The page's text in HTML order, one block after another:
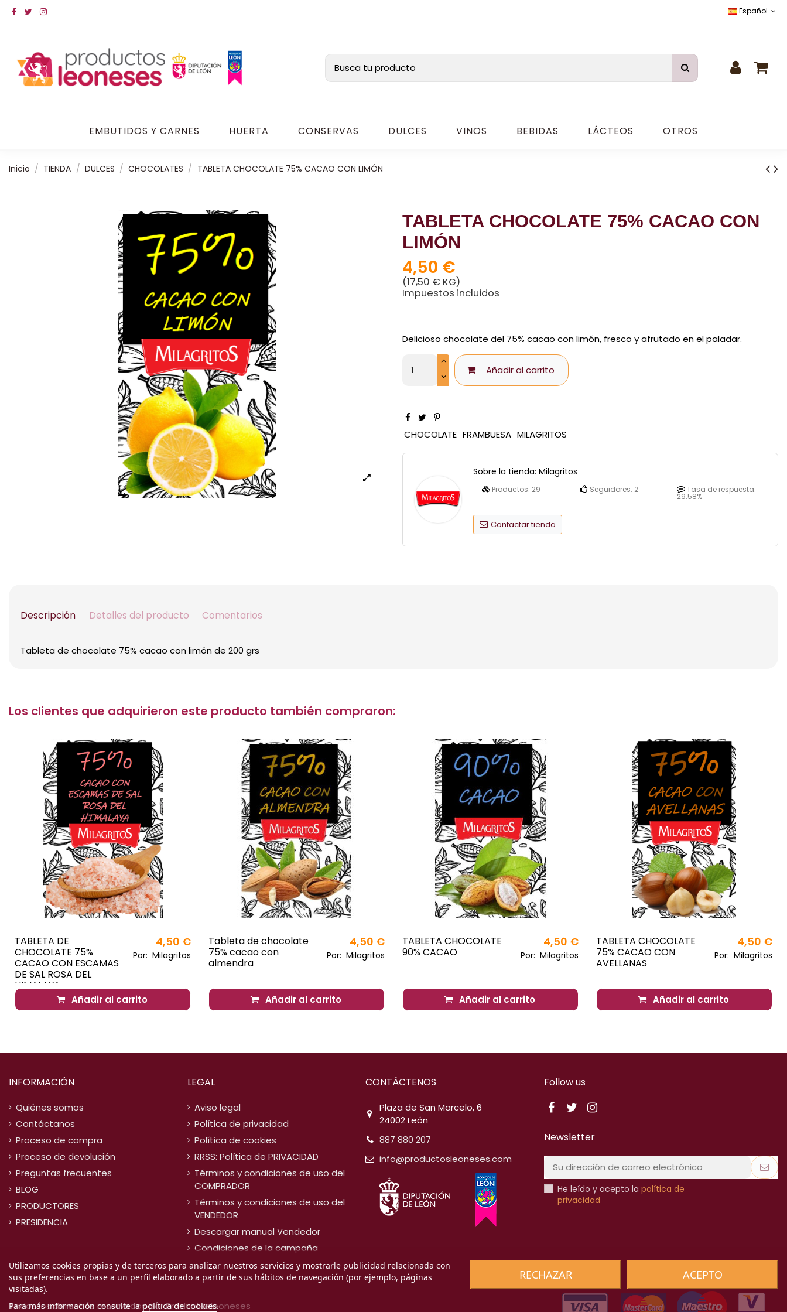
Español
EMBUTIDOS Y CARNES HUERTA CONSERVAS DULCES VINOS BEBIDAS LÁCTEOS OTROS
Inicio TIENDA DULCES CHOCOLATES TABLETA CHOCOLATE 75% CACAO CON LIMÓN
TABLETA CHOCOLATE 75% CACAO CON
LIMÓN
4,50 €
(17,50 € KG)
Impuestos incluidos
Delicioso chocolate del 75% cacao con limón, fresco y afrutado en el paladar.
Añadir al carrito
CHOCOLATE FRAMBUESA MILAGRITOS
Sobre la tienda: Milagritos
Productos: 29 Seguidores: 2 Tasa de respuesta:
29.58%
Contactar tienda
Descripción Detalles del producto Comentarios
Tableta de chocolate 75% cacao con limón de 200 grs
Los clientes que adquirieron este producto también compraron:
TABLETA DE
CHOCOLATE 75%
CACAO CON ESCAMAS
DE SAL ROSA DEL
HIMALAYA
4,50 €
Por: Milagritos
Añadir al carrito
Tableta de chocolate
75% cacao con
almendra
4,50 €
Por: Milagritos
Añadir al carrito
TABLETA CHOCOLATE
90% CACAO
4,50 €
Por: Milagritos
Añadir al carrito
TABLETA CHOCOLATE
75% CACAO CON
AVELLANAS
4,50 €
Por: Milagritos
Añadir al carrito
INFORMACIÓN
Quiénes somos
Contáctanos
Proceso de compra
Proceso de devolución
Preguntas frecuentes
BLOG
PRODUCTORES
PRESIDENCIA
LEGAL
Aviso legal
Política de privacidad
Política de cookies
RRSS: Política de PRIVACIDAD
Términos y condiciones de uso del
COMPRADOR
Términos y condiciones de uso del
VENDEDOR
Descargar manual Vendedor
Condiciones de la campaña
CONTÁCTENOS
Plaza de San Marcelo, 6
24002 León
887 880 207
info@productosleoneses.com
Utilizamos cookies propias y de terceros para analizar nuestros servicios y mostrarle publicidad relacionada con
sus preferencias en base a un perfil elaborado a partir de sus hábitos de navegación (por ejemplo, páginas
visitadas).
Para más información consulte lapolítica de cookies.
RECHAZAR ACEPTO
Follow us
Newsletter
He leído y acepto lapolítica de
privacidad
Todos los derechos reservados por Productosleoneses